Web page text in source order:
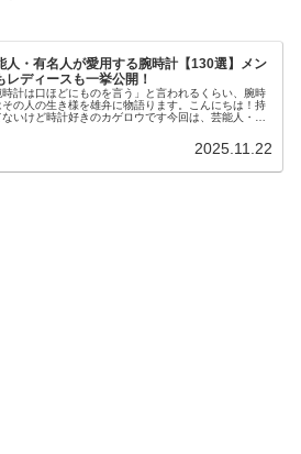
人・有名人が愛用する腕時計【130選】メン
レディースも一挙公開！
時計は口ほどにものを言う」と言われるくらい、腕時
その人の生き様を雄弁に物語ります。こんにちは！持
ないけど時計好きのカゲロウです今回は、芸能人・有
2025.11.22